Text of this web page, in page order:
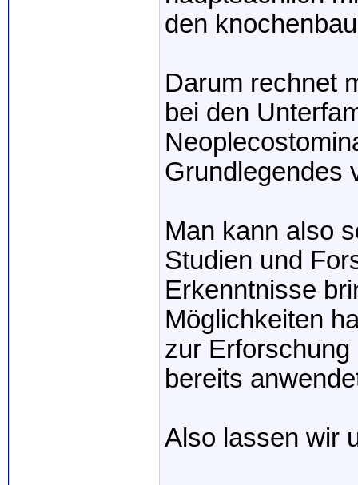
den
Darum rechnet
bei den
Grundlegendes
Man kann also
Studien und
Erkenntnisse
Möglichkeiten
zur
bereits
Also lassen wir